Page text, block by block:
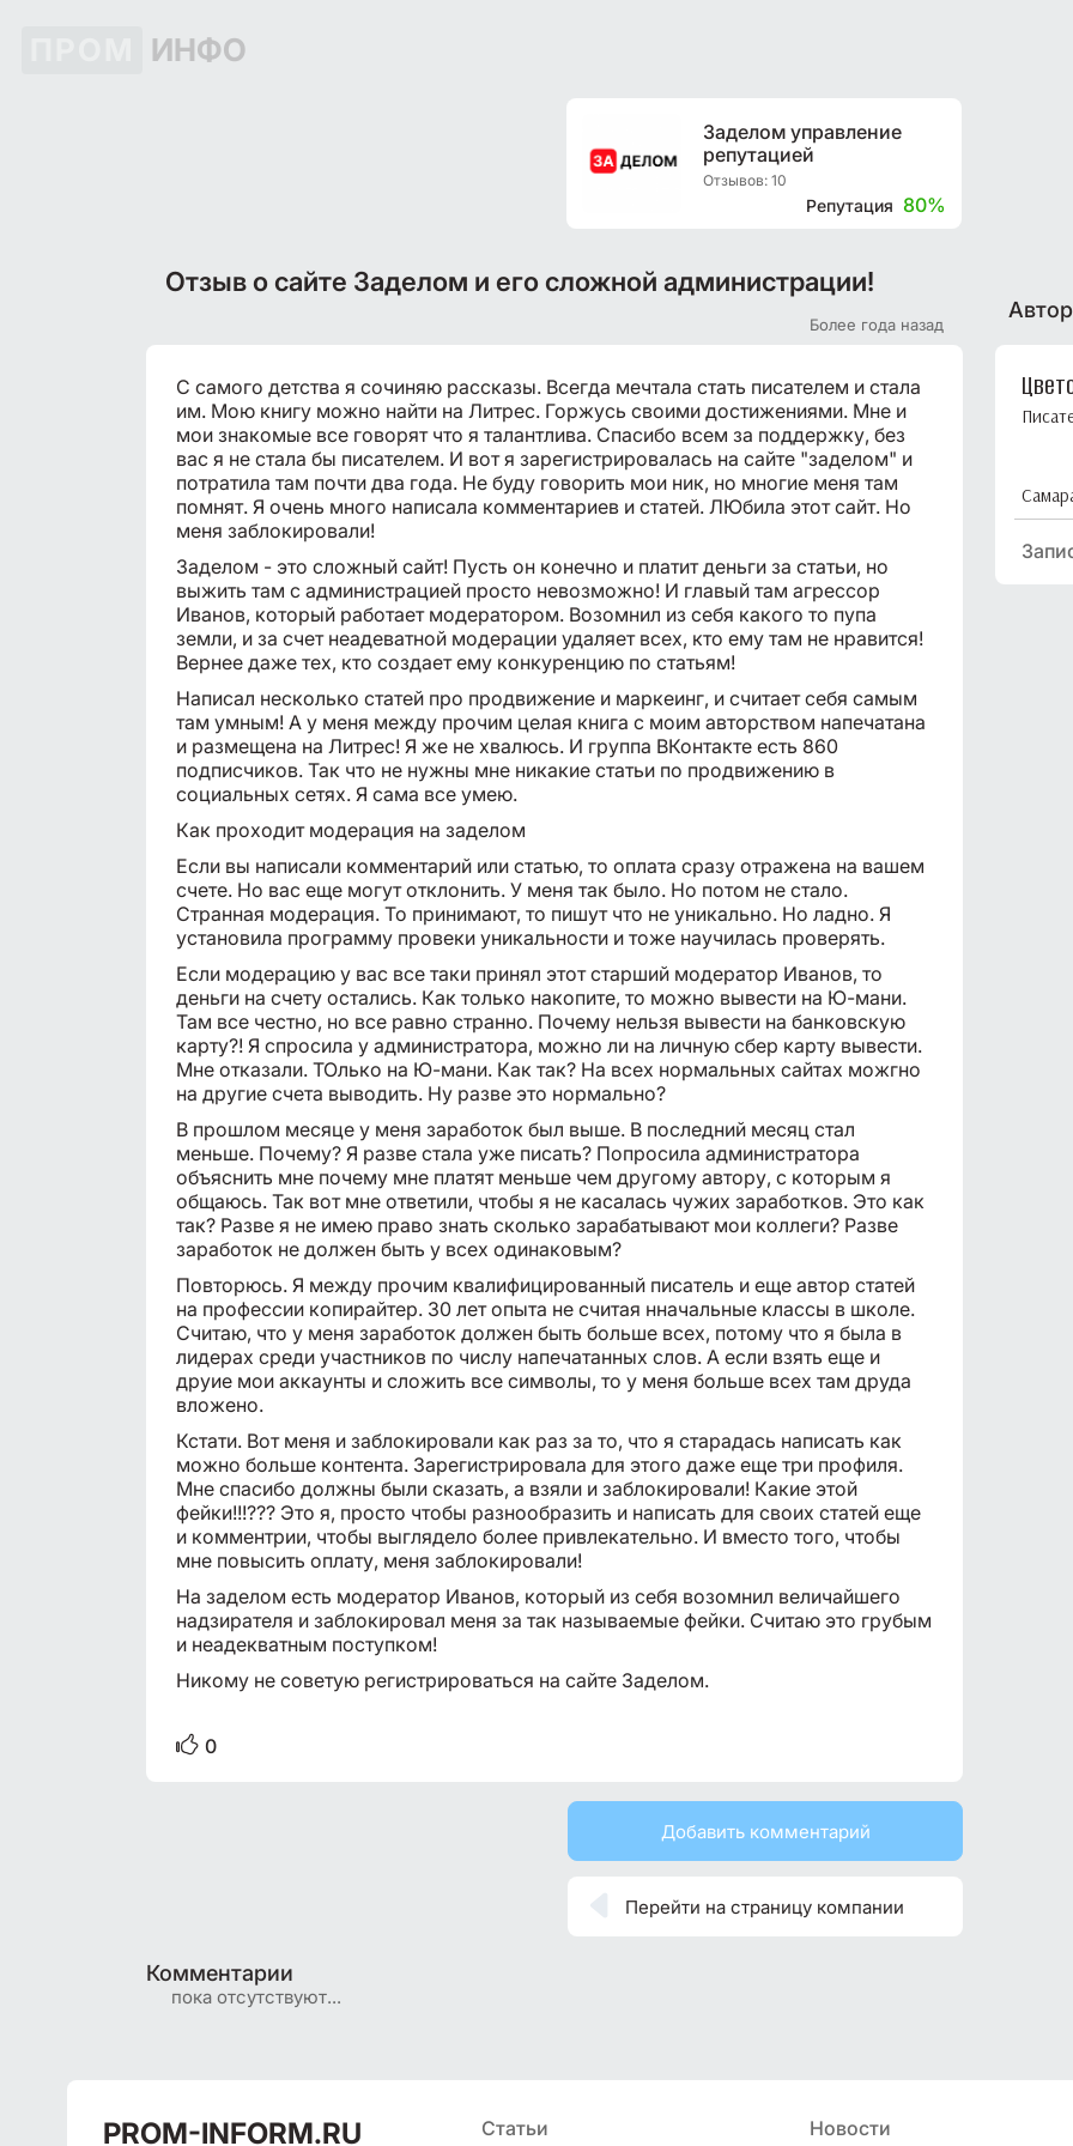
ИНФО
Заделом управление
репутацией
Отзывов: 10
Репутация 80%
Отзыв о сайте Заделом и его сложной администрации!
Более года назад
С самого детства я сочиняю рассказы. Всегда мечтала стать писателем и стала
им. Мою книгу можно найти на Литрес. Горжусь своими достижениями. Мне и
мои знакомые все говорят что я талантлива. Спасибо всем за поддержку, без
вас я не стала бы писателем. И вот я зарегистрировалась на сайте "заделом" и
потратила там почти два года. Не буду говорить мои ник, но многие меня там
помнят. Я очень много написала комментариев и статей. ЛЮбила этот сайт. Но
меня заблокировали!
Заделом - это сложный сайт! Пусть он конечно и платит деньги за статьи, но
выжить там с администрацией просто невозможно! И главый там агрессор
Иванов, который работает модератором. Возомнил из себя какого то пупа
земли, и за счет неадеватной модерации удаляет всех, кто ему там не нравится!
Вернее даже тех, кто создает ему конкуренцию по статьям!
Написал несколько статей про продвижение и маркеинг, и считает себя самым
там умным! А у меня между прочим целая книга с моим авторством напечатана
и размещена на Литрес! Я же не хвалюсь. И группа ВКонтакте есть 860
подписчиков. Так что не нужны мне никакие статьи по продвижению в
социальных сетях. Я сама все умею.
Как проходит модерация на заделом
Если вы написали комментарий или статью, то оплата сразу отражена на вашем
счете. Но вас еще могут отклонить. У меня так было. Но потом не стало.
Странная модерация. То принимают, то пишут что не уникально. Но ладно. Я
установила программу провеки уникальности и тоже научилась проверять.
Если модерацию у вас все таки принял этот старший модератор Иванов, то
деньги на счету остались. Как только накопите, то можно вывести на Ю-мани.
Там все честно, но все равно странно. Почему нельзя вывести на банковскую
карту?! Я спросила у администратора, можно ли на личную сбер карту вывести.
Мне отказали. ТОлько на Ю-мани. Как так? На всех нормальных сайтах можгно
на другие счета выводить. Ну разве это нормально?
В прошлом месяце у меня заработок был выше. В последний месяц стал
меньше. Почему? Я разве стала уже писать? Попросила администратора
объяснить мне почему мне платят меньше чем другому автору, с которым я
общаюсь. Так вот мне ответили, чтобы я не касалась чужих заработков. Это как
так? Разве я не имею право знать сколько зарабатывают мои коллеги? Разве
заработок не должен быть у всех одинаковым?
Повторюсь. Я между прочим квалифицированный писатель и еще автор статей
на профессии копирайтер. 30 лет опыта не считая нначальные классы в школе.
Считаю, что у меня заработок должен быть больше всех, потому что я была в
лидерах среди участников по числу напечатанных слов. А если взять еще и
друие мои аккаунты и сложить все символы, то у меня больше всех там друда
вложено.
Кстати. Вот меня и заблокировали как раз за то, что я старадась написать как
можно больше контента. Зарегистрировала для этого даже еще три профиля.
Мне спасибо должны были сказать, а взяли и заблокировали! Какие этой
фейки!!!??? Это я, просто чтобы разнообразить и написать для своих статей еще
и комментрии, чтобы выглядело более привлекательно. И вместо того, чтобы
мне повысить оплату, меня заблокировали!
На заделом есть модератор Иванов, который из себя возомнил величайшего
надзирателя и заблокировал меня за так называемые фейки. Считаю это грубым
и неадекватным поступком!
Никому не советую регистрироваться на сайте Заделом.
0
Добавить комментарий
Перейти на страницу компании
Комментарии
пока отсутствуют...
PROM-INFORM.RU Статьи Новости